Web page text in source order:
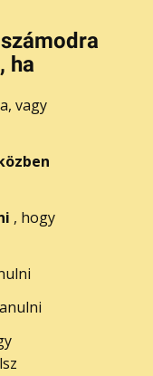
ha
vagy
, hogy